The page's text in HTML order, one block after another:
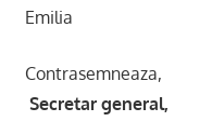
Contrasemneaza,
Secretar general,